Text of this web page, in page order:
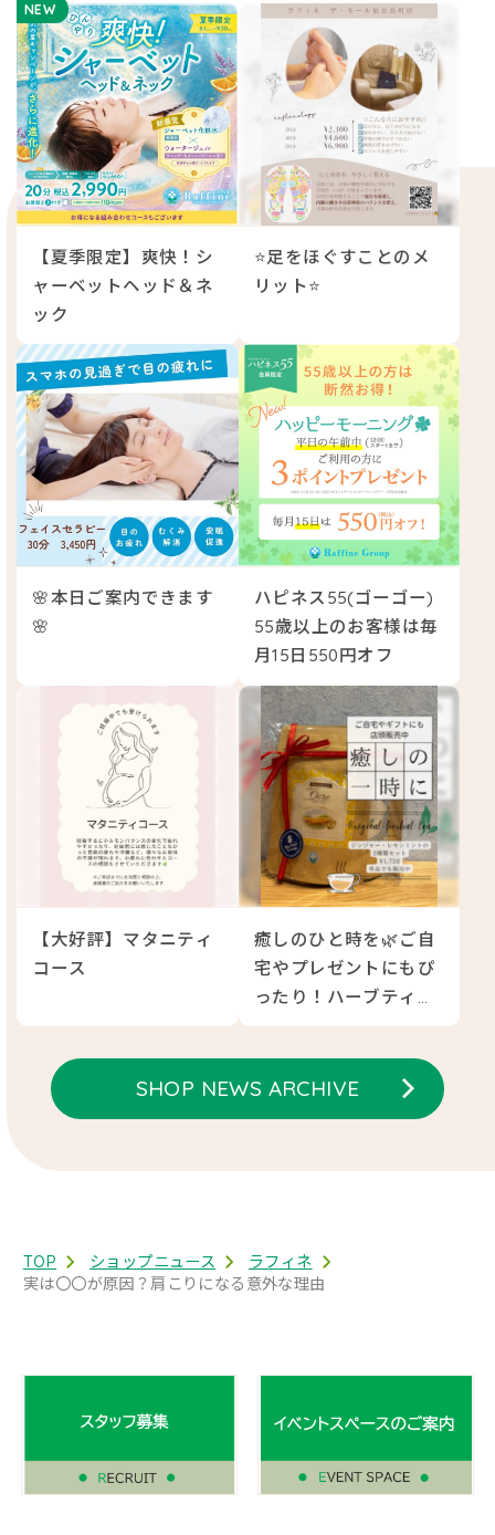
NEW
【夏季限定】爽快！シ
ャーベットヘッド＆ネ
ック
⭐足をほぐすことのメ
リット⭐
🌸本日ご案内できます
🌸
ハピネス55(ゴーゴー)
55歳以上のお客様は毎
月15日550円オフ
【大好評】マタニティ
コース
癒しのひと時を🌿ご自
宅やプレゼントにもぴ
ったり！ハーブティー
販売中！
SHOP NEWS ARCHIVE
TOP ショップニュース
ラフィネ
実は〇〇が原因？肩こりになる意外な理由